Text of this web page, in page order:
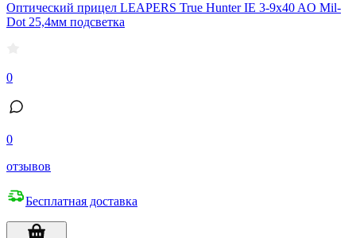
Оптический прицел LEAPERS True Hunter IE 3-9x40 AO Mil-
Dot 25,4мм подсветка
0
0
отзывов
Бесплатная доставка